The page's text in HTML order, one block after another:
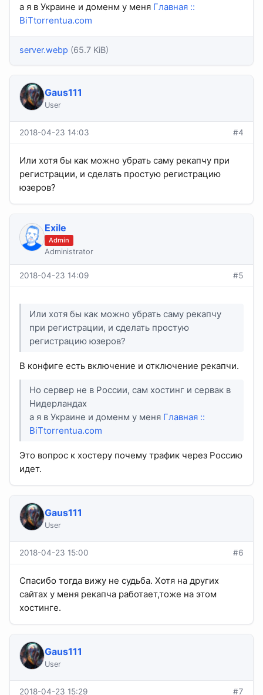
а я в Украине и доменм у меня Главная ::
BiTtorrentua.com
server.webp (65.7 KiB)
Gaus111
User
2018-04-23 14:03 #4
Или хотя бы как можно убрать саму рекапчу при
регистрации, и сделать простую регистрацию
юзеров?
Exile
Admin
Administrator
2018-04-23 14:09 #5
Или хотя бы как можно убрать саму рекапчу
при регистрации, и сделать простую
регистрацию юзеров?
В конфиге есть включение и отключение рекапчи.
Но сервер не в России, сам хостинг и сервак в
Нидерландах
а я в Украине и доменм у меня Главная ::
BiTtorrentua.com
Это вопрос к хостеру почему трафик через Россию
идет.
Gaus111
User
2018-04-23 15:00 #6
Спасибо тогда вижу не судьба. Хотя на других
сайтах у меня рекапча работает,тоже на этом
хостинге.
Gaus111
User
2018-04-23 15:29 #7